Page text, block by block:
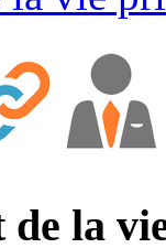
de la